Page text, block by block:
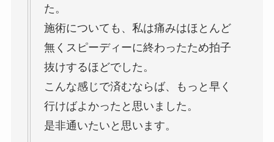
た。
施術についても、私は痛みはほとんど
無くスピーディーに終わったため拍子
抜けするほどでした。
こんな感じで済むならば、もっと早く
行けばよかったと思いました。
是非通いたいと思います。